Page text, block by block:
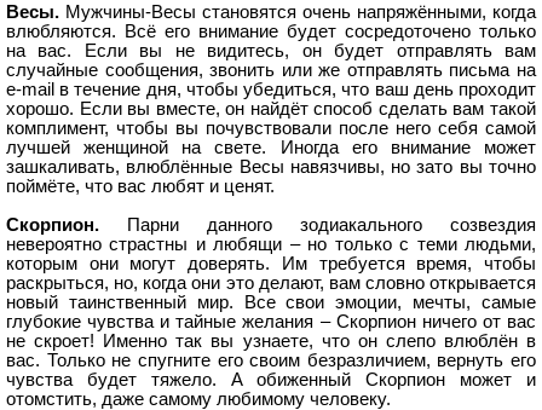
Весы. Мужчины-Весы становятся очень напряжёнными, когда
влюбляются. Всё его внимание будет сосредоточено только
на вас. Если вы не видитесь, он будет отправлять вам
случайные сообщения, звонить или же отправлять письма на
e-mail в течение дня, чтобы убедиться, что ваш день проходит
хорошо. Если вы вместе, он найдёт способ сделать вам такой
комплимент, чтобы вы почувствовали после него себя самой
лучшей женщиной на свете. Иногда его внимание может
зашкаливать, влюблённые Весы навязчивы, но зато вы точно
поймёте, что вас любят и ценят.
Скорпион. Парни данного зодиакального созвездия
невероятно страстны и любящи – но только с теми людьми,
которым они могут доверять. Им требуется время, чтобы
раскрыться, но, когда они это делают, вам словно открывается
новый таинственный мир. Все свои эмоции, мечты, самые
глубокие чувства и тайные желания – Скорпион ничего от вас
не скроет! Именно так вы узнаете, что он слепо влюблён в
вас. Только не спугните его своим безразличием, вернуть его
чувства будет тяжело. А обиженный Скорпион может и
отомстить, даже самому любимому человеку.